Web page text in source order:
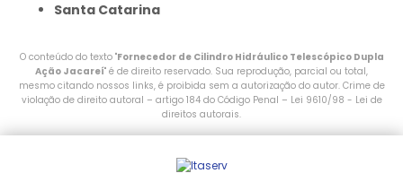
Santa Catarina
O conteúdo do texto "Fornecedor de Cilindro Hidráulico Telescópico Dupla
Ação Jacareí" é de direito reservado. Sua reprodução, parcial ou total,
mesmo citando nossos links, é proibida sem a autorização do autor. Crime de
violação de direito autoral – artigo 184 do Código Penal – Lei 9610/98 - Lei de
direitos autorais.